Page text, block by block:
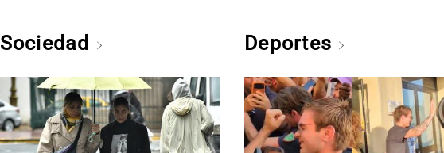
Sociedad Deportes